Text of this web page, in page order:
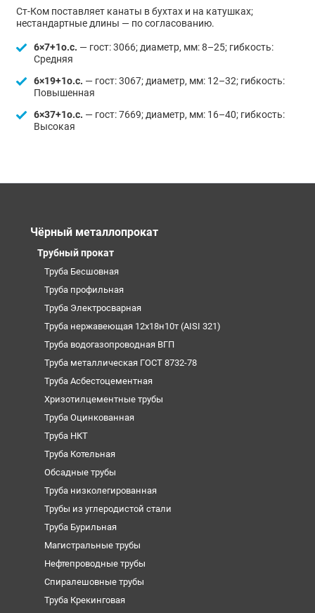
Ст-Ком поставляет канаты в бухтах и на катушках;
нестандартные длины — по согласованию.
6×7+1о.с. — гост: 3066; диаметр, мм: 8–25; гибкость:
Средняя
6×19+1о.с. — гост: 3067; диаметр, мм: 12–32; гибкость:
Повышенная
6×37+1о.с. — гост: 7669; диаметр, мм: 16–40; гибкость:
Высокая
Чёрный металлопрокат
Трубный прокат
Труба Бесшовная
Труба профильная
Труба Электросварная
Труба нержавеющая 12х18н10т (AISI 321)
Труба водогазопроводная ВГП
Труба металлическая ГОСТ 8732-78
Труба Асбестоцементная
Хризотилцементные трубы
Труба Оцинкованная
Труба НКТ
Труба Котельная
Обсадные трубы
Труба низколегированная
Трубы из углеродистой стали
Труба Бурильная
Магистральные трубы
Нефтепроводные трубы
Спиралешовные трубы
Труба Крекинговая